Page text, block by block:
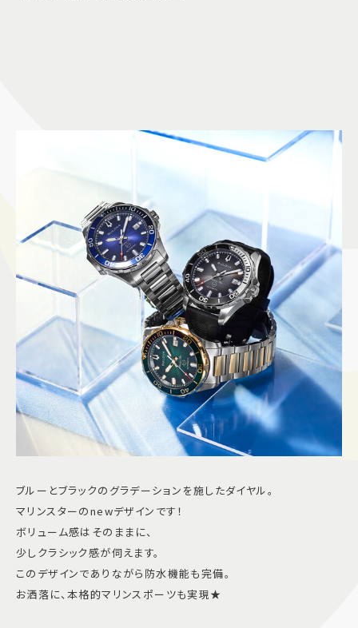
ブルーとブラックのグラデーションを施したダイヤル。
マリンスターのnewデザインです！
ボリューム感はそのままに、
少しクラシック感が伺えます。
このデザインでありながら防水機能も完備。
お洒落に、本格的マリンスポーツも実現★